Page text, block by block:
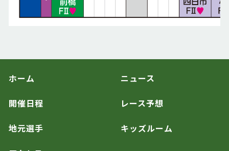
ホーム ニュース
開催日程 レース予想
地元選手 キッズルーム